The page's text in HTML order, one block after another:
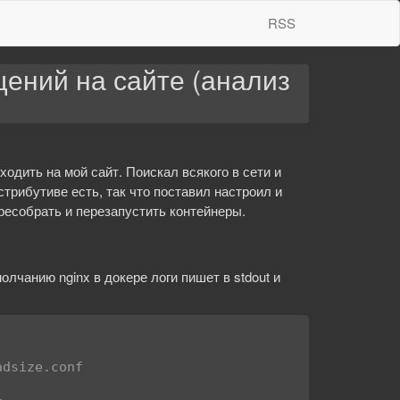
RSS
на сайте (анализ
на мой сайт. Поискал всякого в сети и
есть, так что поставил настроил и
и перезапустить контейнеры.
nginx в докере логи пишет в stdout и